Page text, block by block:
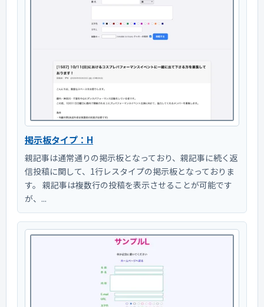
掲示板タイプ：H
親記事は通常通りの掲示板となっており、親記事に続く返
信投稿に関して、1行レスタイプの掲示板となっておりま
す。 親記事は複数行の投稿を表示させることが可能です
が、...